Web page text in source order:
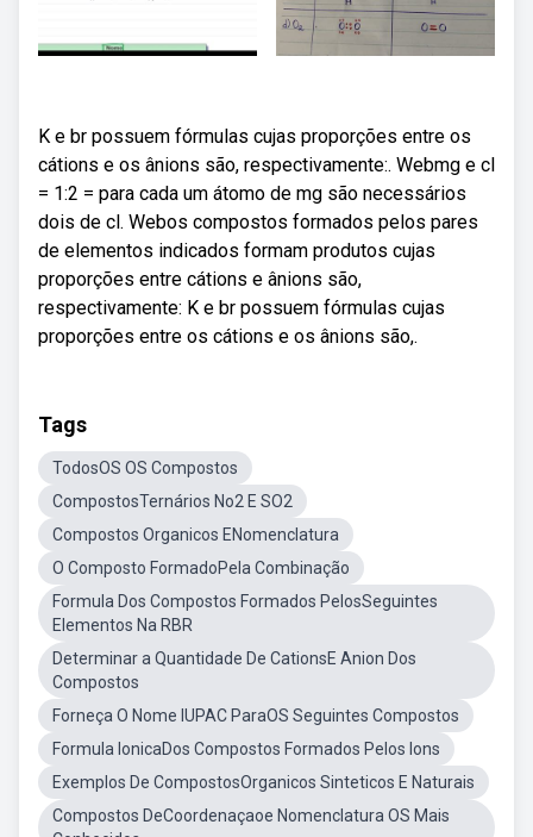
K e br possuem fórmulas cujas proporções entre os
cátions e os ânions são, respectivamente:. Webmg e cl
= 1:2 = para cada um átomo de mg são necessários
dois de cl. Webos compostos formados pelos pares
de elementos indicados formam produtos cujas
proporções entre cátions e ânions são,
respectivamente: K e br possuem fórmulas cujas
proporções entre os cátions e os ânions são,.
Tags
TodosOS OS Compostos
CompostosTernários No2 E SO2
Compostos Organicos ENomenclatura
O Composto FormadoPela Combinação
Formula Dos Compostos Formados PelosSeguintes
Elementos Na RBR
Determinar a Quantidade De CationsE Anion Dos
Compostos
Forneça O Nome IUPAC ParaOS Seguintes Compostos
Formula IonicaDos Compostos Formados Pelos Ions
Exemplos De CompostosOrganicos Sinteticos E Naturais
Compostos DeCoordenaçaoe Nomenclatura OS Mais